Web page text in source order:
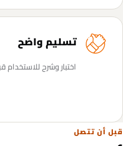
تسليم واضح
اختبار وشرح للاستخدام
قبل أن تتصل